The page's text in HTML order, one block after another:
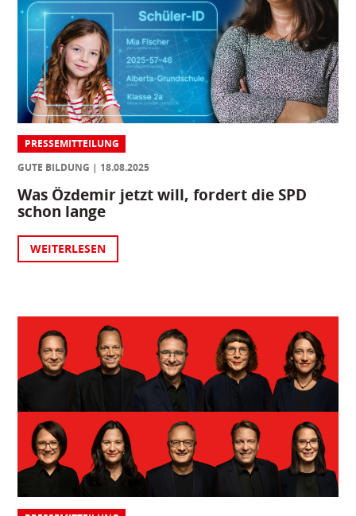
PRESSEMITTEILUNG
GUTE BILDUNG
18.08.2025
Was Özdemir jetzt will, fordert die SPD
schon lange
WEITERLESEN